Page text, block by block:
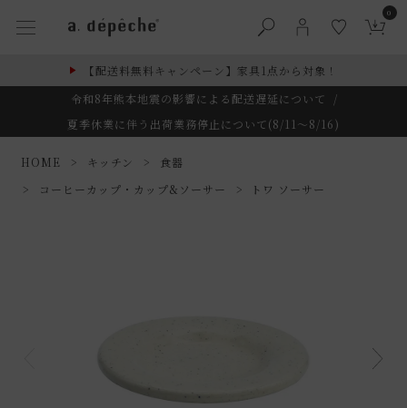
0
【配送料無料キャンペーン】家具1点から対象！
令和8年熊本地震の影響による配送遅延について
/
夏季休業に伴う出荷業務停止について(8/11～8/16)
HOME キッチン
食器
コーヒーカップ・カップ&ソーサー
トワ ソーサー